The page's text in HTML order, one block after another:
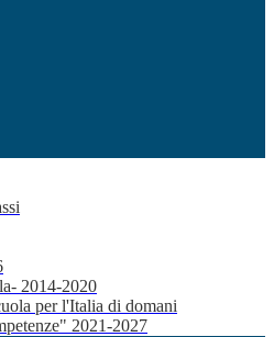
2014-2020
per l'Italia di domani
2021-2027